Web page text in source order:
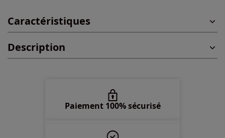
44 -En stock
46 -Disponible dans 3 semaines
Disponible dans 3 semaines
Caractéristiques
Description
Paiement 100% sécurisé